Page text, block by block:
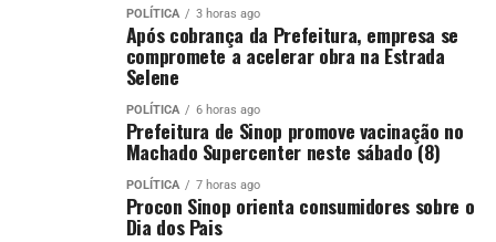
POLÍTICA 3 horas ago
Após cobrança da Prefeitura, empresa se
compromete a acelerar obra na Estrada
Selene
POLÍTICA 6 horas ago
Prefeitura de Sinop promove vacinação no
Machado Supercenter neste sábado (8)
POLÍTICA 7 horas ago
Procon Sinop orienta consumidores sobre o
Dia dos Pais